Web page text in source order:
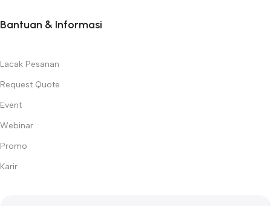
Bantuan & Informasi
Lacak Pesanan
Request Quote
Event
Webinar
Promo
Karir